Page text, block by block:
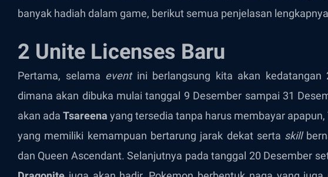
banyak hadiah dalam game, berikut semua penjelasan
2 Unite Licenses Baru
Pertama, selama eventini berlangsung kita akan kedatangan
dimana akan dibuka mulai tanggal 9 Desember sampai 31
akan ada Tsareena yang tersedia tanpa harus membayar
yang memiliki kemampuan bertarung jarak dekat serta skill
dan Queen Ascendant. Selanjutnya pada tanggal 20 Desember